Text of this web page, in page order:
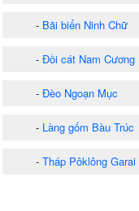
- Bãi biển Ninh Chữ
- Đồi cát Nam Cương
- Đèo Ngoạn Mục
- Làng gốm Bàu Trúc
- Tháp Pôklông Garai